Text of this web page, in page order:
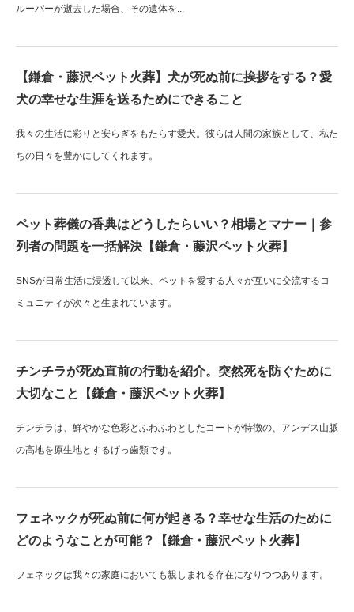
ルーパーが逝去した場合、その遺体を...
【鎌倉・藤沢ペット火葬】犬が死ぬ前に挨拶をする？愛
犬の幸せな生涯を送るためにできること
我々の生活に彩りと安らぎをもたらす愛犬。彼らは人間の家族として、私た
ちの日々を豊かにしてくれます。
ペット葬儀の香典はどうしたらいい？相場とマナー｜参
列者の問題を一括解決【鎌倉・藤沢ペット火葬】
SNSが日常生活に浸透して以来、ペットを愛する人々が互いに交流するコ
ミュニティが次々と生まれています。
チンチラが死ぬ直前の行動を紹介。突然死を防ぐために
大切なこと【鎌倉・藤沢ペット火葬】
チンチラは、鮮やかな色彩とふわふわとしたコートが特徴の、アンデス山脈
の高地を原生地とするげっ歯類です。
フェネックが死ぬ前に何が起きる？幸せな生活のために
どのようなことが可能？【鎌倉・藤沢ペット火葬】
フェネックは我々の家庭においても親しまれる存在になりつつあります。